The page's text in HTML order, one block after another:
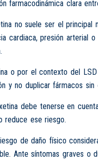
farmacodinámica clara
no suele ser el principal
cardiaca, presión arterial
o por el contexto del
y no duplicar fármacos sin
debe tenerse en
reduce ese riesgo.
de daño físico
Ante síntomas graves o